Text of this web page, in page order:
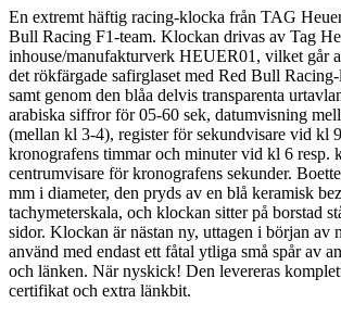
En extremt häftig racing-klocka från TAG
Bull Racing F1-team. Klockan drivas av Tag
inhouse/manufakturverk HEUER01, vilket går
det rökfärgade safirglaset med Red Bull
samt genom den blåa delvis transparenta
arabiska siffror för 05-60 sek, datumvisning
(mellan kl 3-4), register för sekundvisare vid kl
kronografens timmar och minuter vid kl 6 resp.
centrumvisare för kronografens sekunder.
mm i diameter, den pryds av en blå keramisk
tachymeterskala, och klockan sitter på borstad
sidor. Klockan är nästan ny, uttagen i början av
använd med endast ett fåtal ytliga små spår av
och länken. När nyskick! Den levereras
certifikat och extra länkbit.